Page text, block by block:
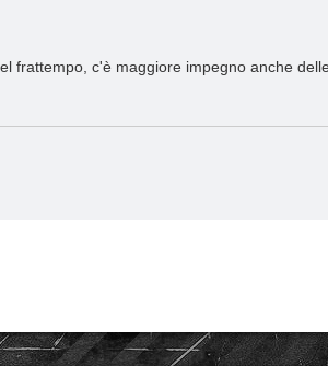
frattempo, c'è maggiore impegno anche